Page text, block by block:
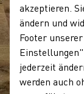
akzeptieren.
ändern und
Footer
jederzeit
werden auch